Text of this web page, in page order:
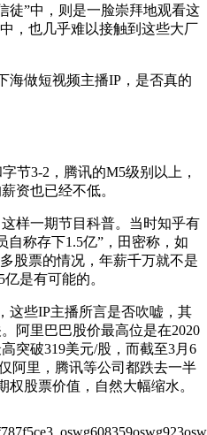
徒”中，则是一脸崇拜地观看这
，也几乎难以接触到这些大厂
海做短视频主播IP，是否真的
节3-2，腾讯的M5级别以上，
资也已经不低。
样一期节目科普。当时知乎有
自称存下1.5亿”，田密称，如
股票的情况，年薪千万就不是
是有可能的。
这些IP主播所言是否吹嘘，其
阿里巴巴股价最高位是在2020
突破319美元/股，而截至3月6
阿里，腾讯等公司都跌去一半
权股票价值，自然大幅缩水。